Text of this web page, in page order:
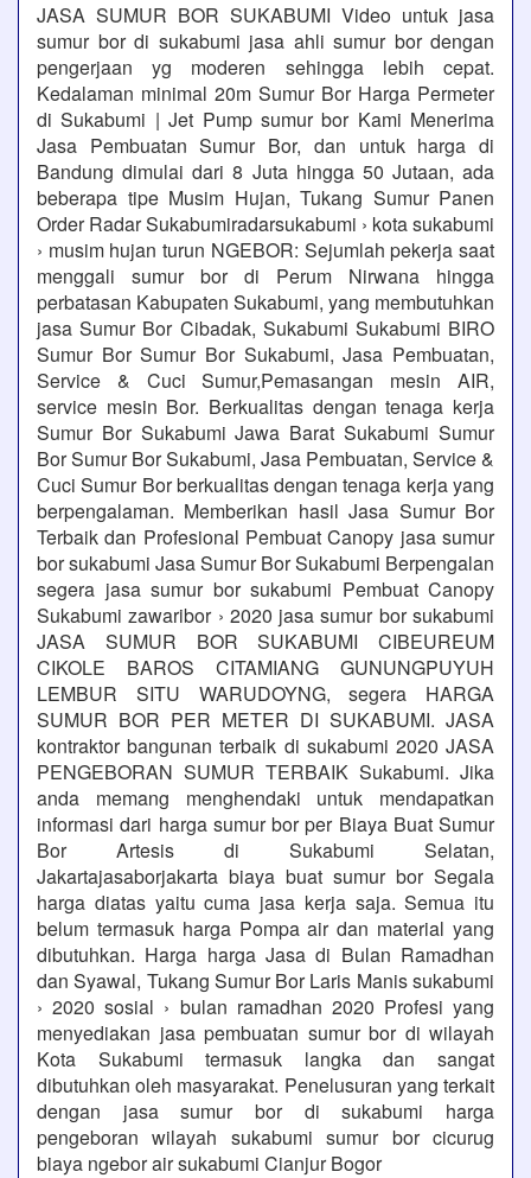
JASA SUMUR BOR SUKABUMI Video untuk jasa
sumur bor di sukabumi jasa ahli sumur bor dengan
pengerjaan yg moderen sehingga lebih cepat.
Kedalaman minimal 20m Sumur Bor Harga Permeter
di Sukabumi | Jet Pump sumur bor Kami Menerima
Jasa Pembuatan Sumur Bor, dan untuk harga di
Bandung dimulai dari 8 Juta hingga 50 Jutaan, ada
beberapa tipe Musim Hujan, Tukang Sumur Panen
Order Radar Sukabumiradarsukabumi › kota sukabumi
› musim hujan turun NGEBOR: Sejumlah pekerja saat
menggali sumur bor di Perum Nirwana hingga
perbatasan Kabupaten Sukabumi, yang membutuhkan
jasa Sumur Bor Cibadak, Sukabumi Sukabumi BIRO
Sumur Bor Sumur Bor Sukabumi, Jasa Pembuatan,
Service & Cuci Sumur,Pemasangan mesin AIR,
service mesin Bor. Berkualitas dengan tenaga kerja
Sumur Bor Sukabumi Jawa Barat Sukabumi Sumur
Bor Sumur Bor Sukabumi, Jasa Pembuatan, Service &
Cuci Sumur Bor berkualitas dengan tenaga kerja yang
berpengalaman. Memberikan hasil Jasa Sumur Bor
Terbaik dan Profesional Pembuat Canopy jasa sumur
bor sukabumi Jasa Sumur Bor Sukabumi Berpengalan
segera jasa sumur bor sukabumi Pembuat Canopy
Sukabumi zawaribor › 2020 jasa sumur bor sukabumi
JASA SUMUR BOR SUKABUMI CIBEUREUM
CIKOLE BAROS CITAMIANG GUNUNGPUYUH
LEMBUR SITU WARUDOYNG, segera HARGA
SUMUR BOR PER METER DI SUKABUMI. JASA
kontraktor bangunan terbaik di sukabumi 2020 JASA
PENGEBORAN SUMUR TERBAIK Sukabumi. Jika
anda memang menghendaki untuk mendapatkan
informasi dari harga sumur bor per Biaya Buat Sumur
Bor Artesis di Sukabumi Selatan,
Jakartajasaborjakarta biaya buat sumur bor Segala
harga diatas yaitu cuma jasa kerja saja. Semua itu
belum termasuk harga Pompa air dan material yang
dibutuhkan. Harga harga Jasa di Bulan Ramadhan
dan Syawal, Tukang Sumur Bor Laris Manis sukabumi
› 2020 sosial › bulan ramadhan 2020 Profesi yang
menyediakan jasa pembuatan sumur bor di wilayah
Kota Sukabumi termasuk langka dan sangat
dibutuhkan oleh masyarakat. Penelusuran yang terkait
dengan jasa sumur bor di sukabumi harga
pengeboran wilayah sukabumi sumur bor cicurug
biaya ngebor air sukabumi Cianjur Bogor